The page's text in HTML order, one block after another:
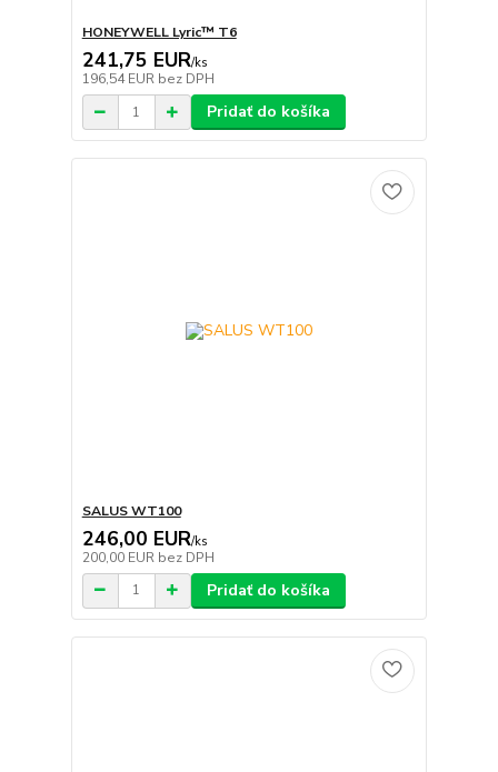
HONEYWELL Lyric™ T6
241,75 EUR/ks
196,54 EUR bez DPH
Pridať do košíka
SALUS WT100
246,00 EUR/ks
200,00 EUR bez DPH
Pridať do košíka